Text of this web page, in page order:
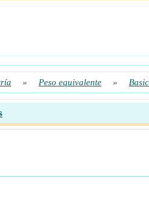
» Peso equivalente »